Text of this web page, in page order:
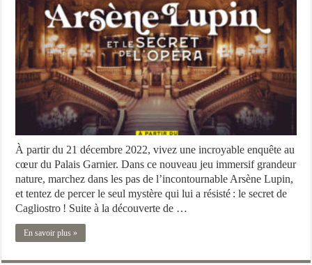
À partir du 21 décembre 2022, vivez une incroyable enquête au
cœur du Palais Garnier. Dans ce nouveau jeu immersif grandeur
nature, marchez dans les pas de l’incontournable Arsène Lupin,
et tentez de percer le seul mystère qui lui a résisté : le secret de
Cagliostro ! Suite à la découverte de …
En savoir plus »